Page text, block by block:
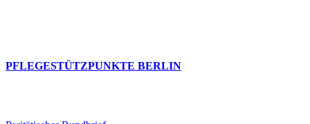
PFLEGESTÜTZPUNKTE BERLIN